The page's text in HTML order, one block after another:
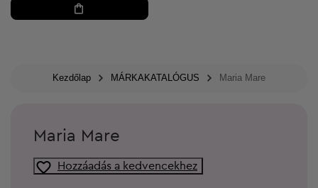
Kezdőlap MÁRKAKATALÓGUS Maria Mare
Maria Mare
Hozzáadás a kedvencekhez